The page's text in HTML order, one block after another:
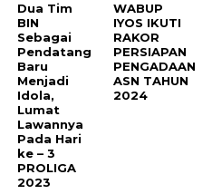
Dua Tim
BIN
Sebagai
Pendatang
Baru
Menjadi
Idola,
Lumat
Lawannya
Pada Hari
ke – 3
PROLIGA
2023
WABUP
IYOS IKUTI
RAKOR
PERSIAPAN
PENGADAAN
ASN TAHUN
2024